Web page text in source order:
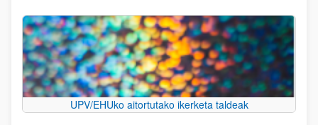
UPV/EHUko aitortutako ikerketa taldeak